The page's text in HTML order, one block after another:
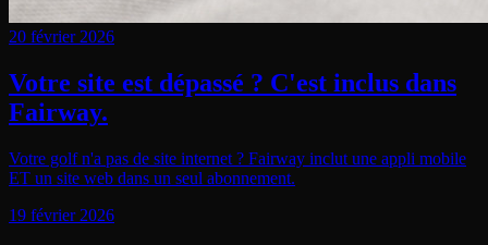
20 février 2026
Votre site est dépassé ? C'est inclus dans
Fairway.
Votre golf n'a pas de site internet ? Fairway inclut une appli mobile
ET un site web dans un seul abonnement.
19 février 2026